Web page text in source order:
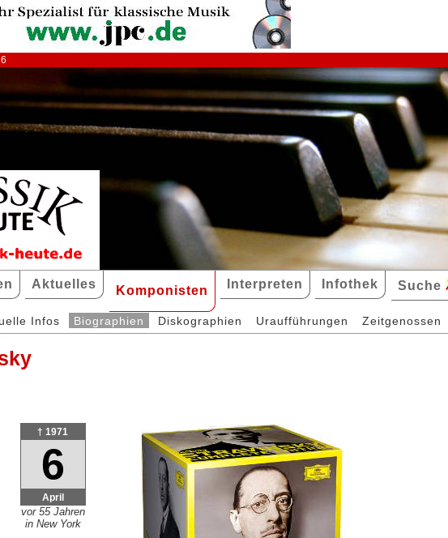
Aktuelles Komponisten Interpreten Infothek Suche
Infos Biographien Diskographien Uraufführungen Zeitgenossen
† 1971
6
April
vor 55 Jahren
in New York